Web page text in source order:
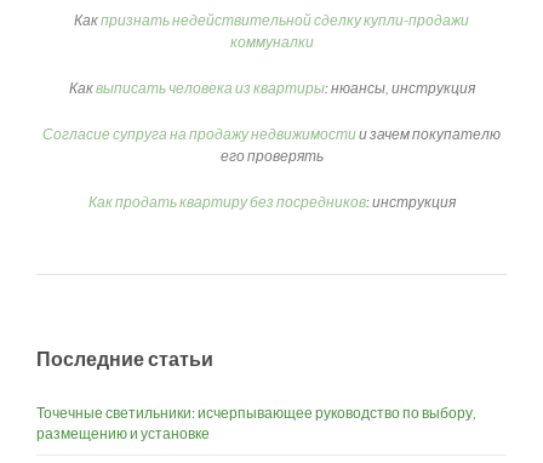
Какпризнать недействительной сделку купли-продажи
коммуналки
Каквыписать человека из квартиры: нюансы, инструкция
Согласие супруга на продажу недвижимостии зачем покупателю
его проверять
Как продать квартиру без посредников: инструкция
Последние статьи
Точечные светильники: исчерпывающее руководство по выбору,
размещению и установке